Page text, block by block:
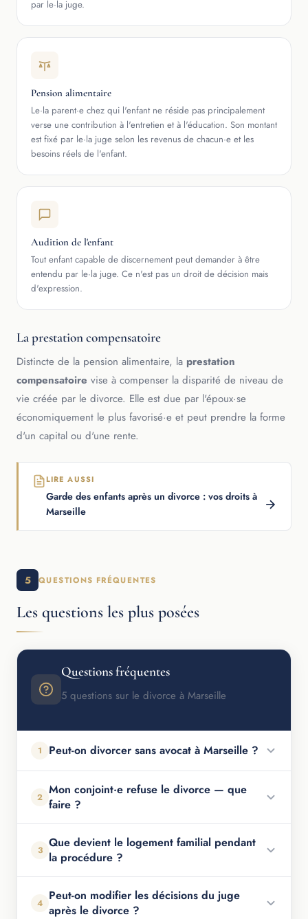
par le·la juge.
Pension alimentaire
Le·la parent·e chez qui l'enfant ne réside pas principalement
verse une contribution à l'entretien et à l'éducation. Son montant
est fixé par le·la juge selon les revenus de chacun·e et les
besoins réels de l'enfant.
Audition de l'enfant
Tout enfant capable de discernement peut demander à être
entendu par le·la juge. Ce n'est pas un droit de décision mais
d'expression.
La prestation compensatoire
Distincte de la pension alimentaire, la prestation
compensatoire vise à compenser la disparité de niveau de
vie créée par le divorce. Elle est due par l'époux·se
économiquement le plus favorisé·e et peut prendre la forme
d'un capital ou d'une rente.
LIRE AUSSI
Garde des enfants après un divorce : vos droits à
Marseille
5 QUESTIONS FRÉQUENTES
Les questions les plus posées
Questions fréquentes
5 questions sur le divorce à Marseille
1 Peut-on divorcer sans avocat à Marseille ?
2 Mon conjoint·e refuse le divorce — que
faire ?
3 Que devient le logement familial pendant
la procédure ?
4 Peut-on modifier les décisions du juge
après le divorce ?